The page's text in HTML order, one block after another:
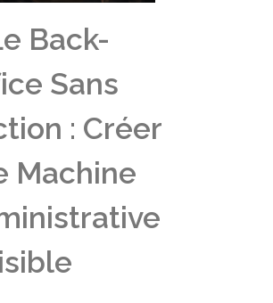
Back-
Sans
: Créer
Machine